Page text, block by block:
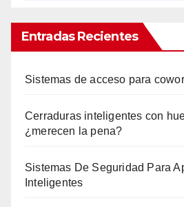
Entradas Recientes
Sistemas de acceso para
Cerraduras inteligentes con
¿merecen la pena?
Sistemas De Seguridad Para
Inteligentes